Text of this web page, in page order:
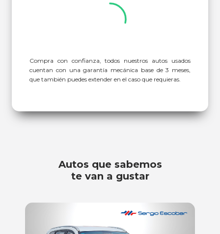
Compra con confianza, todos nuestros autos usados
cuentan con una garantía mecánica base de 3 meses,
que también puedes extender en el caso que requieras.
Autos que sabemos
te van a gustar